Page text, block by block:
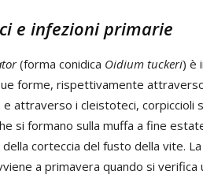
e infezioni primarie
(forma conidica Oidium tuckeri) è
forme, rispettivamente
attraverso i cleistoteci, corpiccioli
si formano sulla muffa a fine
corteccia del fusto della vite.
a primavera quando si